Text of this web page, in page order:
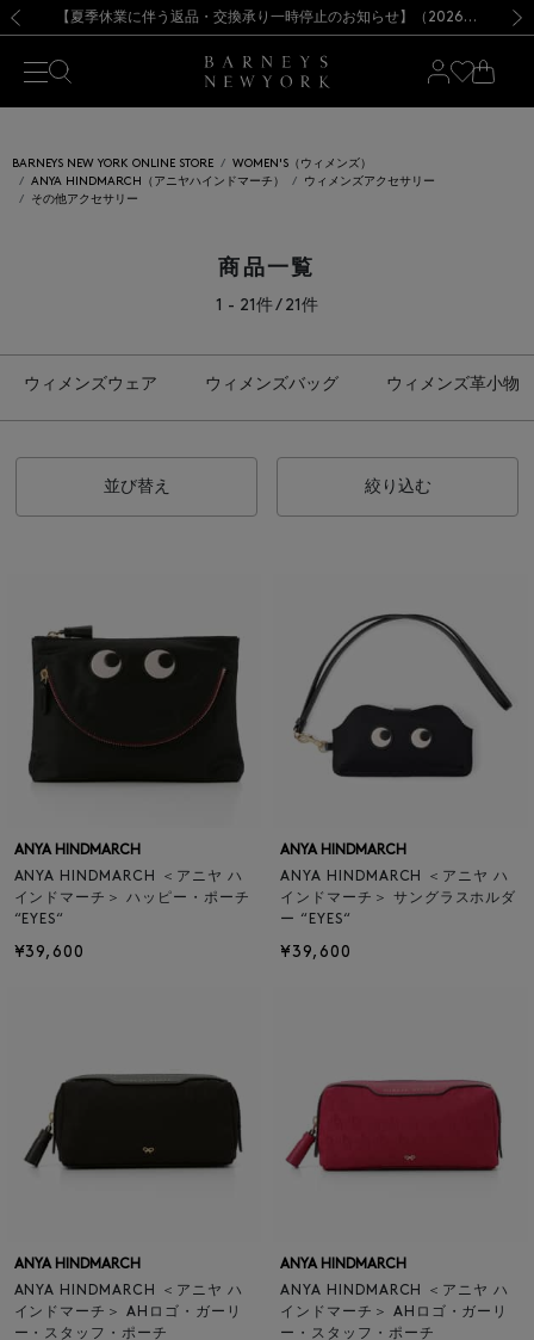
新規登録のお客様も対象！＜MY BARNEYS＞会員のお客様は11,000円（税込）以上のお買上げで常時送料無料！お買い物の際は会員登録を！
【夏季休業に伴う出荷一時停止のお知らせ】(2026.8.7) 【オンラインストア カスタマーセンター夏季休業に関するお知らせ】（2026.8.7）【夏季休業に伴う返品・交換承り一時停止のお知らせ】（2026.8.5）
熊本県を中心とした地震の影響によるお荷物のお届けについて
【開催中】SUMMER SALEのご案内・ご注意事項 新規登録のお客様も対象！＜MY BARNEYS＞会員のお客様は11,000円（税込）以上のお買上げで常時送料無料！お買い物の際は会員登録を！
【夏季休業に伴う出荷一時停止のお知らせ】(2026.8.7)
BARNEYS NEW YORK ONLINE STORE
WOMEN'S（ウィメンズ）
ANYA HINDMARCH（アニヤハインドマーチ）
ウィメンズアクセサリー
その他アクセサリー
商品一覧
1 - 21件 / 21件
ウィメンズウェア ウィメンズバッグ ウィメンズ革小物
並び替え 絞り込む
ANYA HINDMARCH
ANYA HINDMARCH ＜アニヤ ハ
インドマーチ＞ ハッピー・ポーチ
“EYES“
¥39,600
ANYA HINDMARCH
ANYA HINDMARCH ＜アニヤ ハ
インドマーチ＞ サングラスホルダ
ー “EYES“
¥39,600
ANYA HINDMARCH
ANYA HINDMARCH ＜アニヤ ハ
インドマーチ＞ AHロゴ・ガーリ
ー・スタッフ・ポーチ
ANYA HINDMARCH
ANYA HINDMARCH ＜アニヤ ハ
インドマーチ＞ AHロゴ・ガーリ
ー・スタッフ・ポーチ